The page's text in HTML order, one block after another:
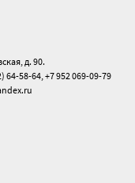
д. 90.
64-58-64, +7 952 069-09-79